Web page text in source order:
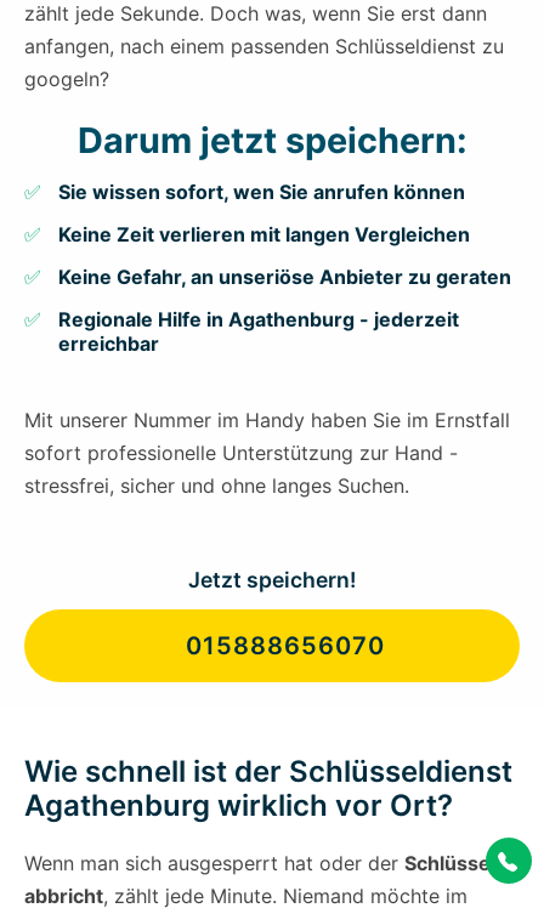
zählt jede Sekunde. Doch was, wenn Sie erst dann
anfangen, nach einem passenden Schlüsseldienst zu
googeln?
Darum jetzt speichern:
Sie wissen sofort, wen Sie anrufen können
Keine Zeit verlieren mit langen Vergleichen
Keine Gefahr, an unseriöse Anbieter zu geraten
Regionale Hilfe in Agathenburg - jederzeit
erreichbar
Mit unserer Nummer im Handy haben Sie im Ernstfall
sofort professionelle Unterstützung zur Hand -
stressfrei, sicher und ohne langes Suchen.
Jetzt speichern!
015888656070
Wie schnell ist der Schlüsseldienst
Agathenburg wirklich vor Ort?
Wenn man sich ausgesperrt hat oder der Schlüssel
abbricht, zählt jede Minute. Niemand möchte im